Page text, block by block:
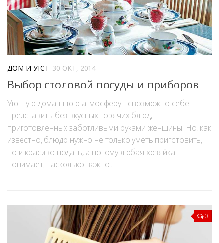
ДОМ И УЮТ 30 ОКТ, 2014
Выбор столовой посуды и приборов
Уютную домашнюю атмосферу невозможно себе
представить без вкусных горячих блюд,
приготовленных заботливыми руками женщины. Но, как
известно, блюдо нужно не только уметь приготовить,
но и красиво подать, а потому любая хозяйка
понимает, насколько важно...
0